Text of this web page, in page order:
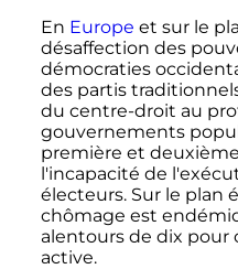
En Europe et sur le
désaffection des
démocraties
des partis
du centre-droit au
gouvernements
première et deuxième
l'incapacité de
électeurs. Sur le plan
chômage est
alentours de dix pour
active.